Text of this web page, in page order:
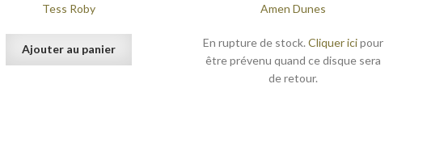
Tess Roby
Ajouter au panier
Amen Dunes
En rupture de stock.Cliquer icipour
être prévenu quand ce disque sera
de retour.